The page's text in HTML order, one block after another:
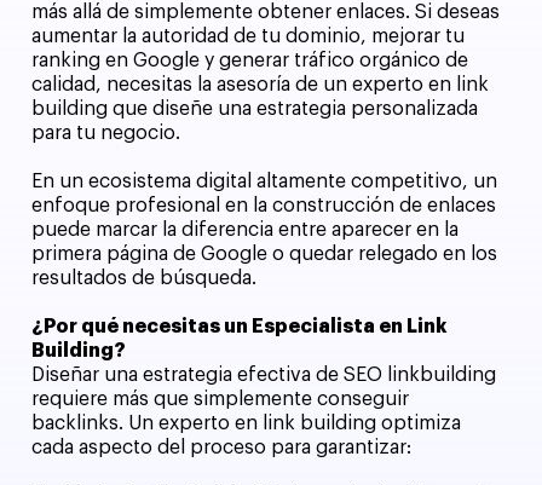
más allá de simplemente obtener enlaces. Si deseas
aumentar la autoridad de tu dominio, mejorar tu
ranking en Google y generar tráfico orgánico de
calidad, necesitas la asesoría de un experto en link
building que diseñe una estrategia personalizada
para tu negocio.
En un ecosistema digital altamente competitivo, un
enfoque profesional en la construcción de enlaces
puede marcar la diferencia entre aparecer en la
primera página de Google o quedar relegado en los
resultados de búsqueda.
¿Por qué necesitas un Especialista en Link
Building?
Diseñar una estrategia efectiva de SEO linkbuilding
requiere más que simplemente conseguir
backlinks. Un experto en link building optimiza
cada aspecto del proceso para garantizar: